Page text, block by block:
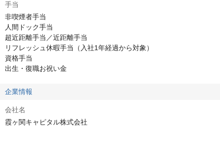
手当
非喫煙者手当
人間ドック手当
超近距離手当／近距離手当
リフレッシュ休暇手当（入社1年経過から対象）
資格手当
出生・復職お祝い金
企業情報
会社名
霞ヶ関キャピタル株式会社